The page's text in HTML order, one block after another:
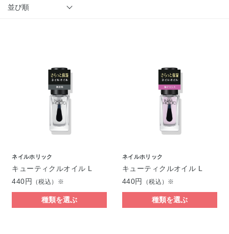
並び順
ネイルホリック
キューティクルオイル L
440円
（税込）※
種類を選ぶ
ネイルホリック
キューティクルオイル L
440円
（税込）※
種類を選ぶ